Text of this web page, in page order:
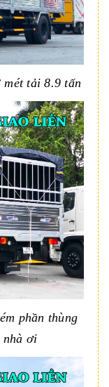
mét tải 8.9 tấn
phần thùng
nhà ơi